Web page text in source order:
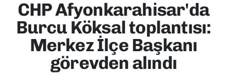
CHP Afyonkarahisar'da
Burcu Köksal toplantısı:
Merkez İlçe Başkanı
görevden alındı
EKONOMİ
KÜLTÜR SANAT
MAGAZİN
Tüm Manşetler
Son Dakika Haberleri
Haber Arşivi